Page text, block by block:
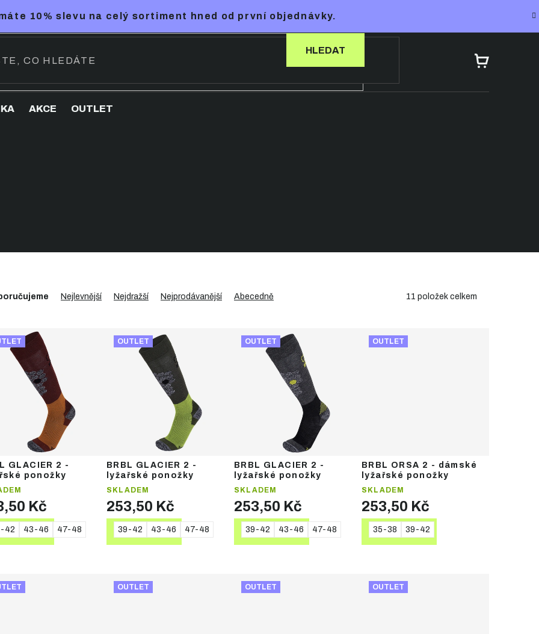
10% slevu na celý sortiment hned od první objednávky.
HLEDAT
NÁKUPNÍ
AKCE OUTLET
Nejlevnější Nejdražší Nejprodávanější Abecedně 11 položek celkem
GLACIER 2 -
ponožky
Kč
42 43-46 47-48
OUTLET
BRBL GLACIER 2 -
lyžařské ponožky
SKLADEM
253,50 Kč
DETAIL
39-42 43-46 47-48
OUTLET
BRBL GLACIER 2 -
lyžařské ponožky
SKLADEM
253,50 Kč
DETAIL
39-42 43-46 47-48
OUTLET
BRBL ORSA 2 - dámské
lyžařské ponožky
SKLADEM
253,50 Kč
DETAIL
35-38 39-42
OUTLET OUTLET OUTLET